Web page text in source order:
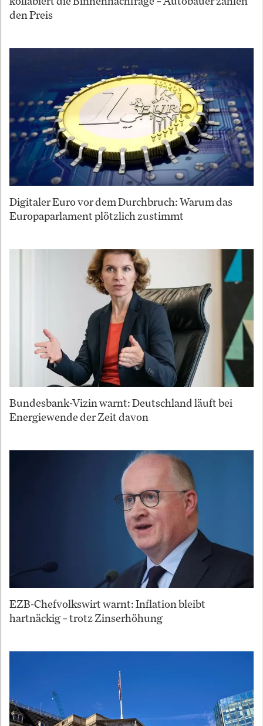
den Preis
Digitaler Euro vor dem Durchbruch: Warum das
Europaparlament plötzlich zustimmt
Bundesbank-Vizin warnt: Deutschland läuft bei
Energiewende der Zeit davon
EZB-Chefvolkswirt warnt: Inflation bleibt
hartnäckig – trotz Zinserhöhung